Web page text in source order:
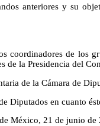
anteriores y su
coordinadores de los
de la Presidencia del
de la Cámara de
Diputados en cuanto
México, 21 de junio de